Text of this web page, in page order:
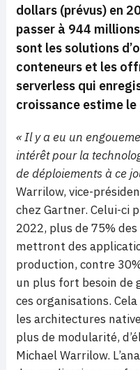
dollars (prévus) en
passer à 944
sont les solutions
conteneurs et les
serverless qui
croissance estime le
« Il y a eu un
intérêt pour la
de déploiements à ce
Warrilow, vice-
chez Gartner. Celui-ci
2022, plus de 75%
mettront des
production, contre
un plus fort besoin de
ces organisations.
les architectures
plus de modularité,
Michael Warrilow.